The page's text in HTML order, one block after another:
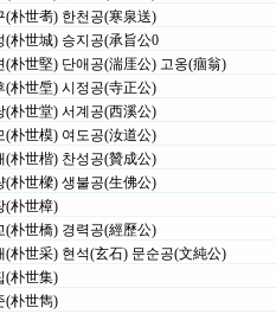
(朴世耉) 한천공(寒泉送)
(朴世城) 승지공(承旨公0
(朴世堅) 단애공(湍厓公) 고옹(痼翁)
(朴世垕) 시정공(寺正公)
(朴世堂) 서계공(西溪公)
(朴世模) 여도공(汝道公)
(朴世楷) 찬성공(贊成公)
(朴世樑) 생불공(生佛公)
(朴世樟)
(朴世橋) 경력공(經歷公)
(朴世采) 현석(玄石) 문순공(文純公)
(朴世集)
(朴世雋)